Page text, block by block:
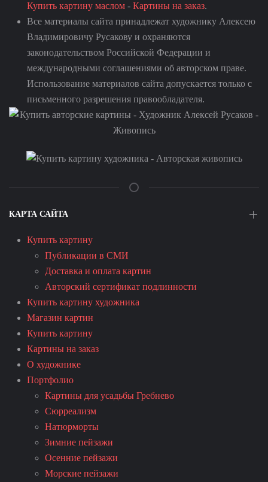
Купить картину маслом - Картины на заказ.
Все материалы сайта принадлежат художнику Алексею
Владимировичу Русакову и охраняются
законодательством Российской Федерации и
международными соглашениями об авторском праве.
Использование материалов сайта допускается только с
письменного разрешения правообладателя.
КАРТА САЙТА
Купить картину
Публикации в СМИ
Доставка и оплата картин
Авторский сертификат подлинности
Купить картину художника
Магазин картин
Купить картину
Картины на заказ
О художнике
Портфолио
Картины для усадьбы Гребнево
Сюрреализм
Натюрморты
Зимние пейзажи
Осенние пейзажи
Морские пейзажи